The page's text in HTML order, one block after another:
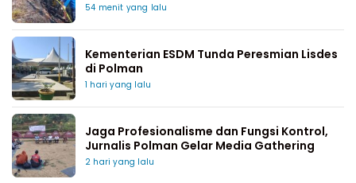
54 menit yang lalu
Kementerian ESDM Tunda Peresmian Lisdes
di Polman
1 hari yang lalu
Jaga Profesionalisme dan Fungsi Kontrol,
Jurnalis Polman Gelar Media Gathering
2 hari yang lalu